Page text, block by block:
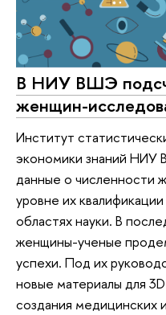
В НИУ ВШЭ
женщин-
Институт
экономики знаний НИУ
данные о численности
уровне их
областях науки. В
женщины-ученые
успехи. Под их
новые материалы для
создания медицинских